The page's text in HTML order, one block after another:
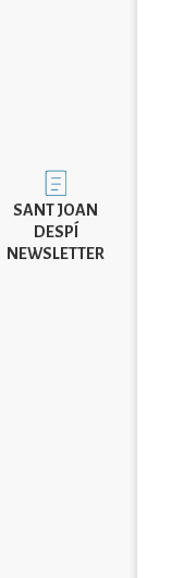
Imatge
SANT JOAN
DESPÍ
NEWSLETTER